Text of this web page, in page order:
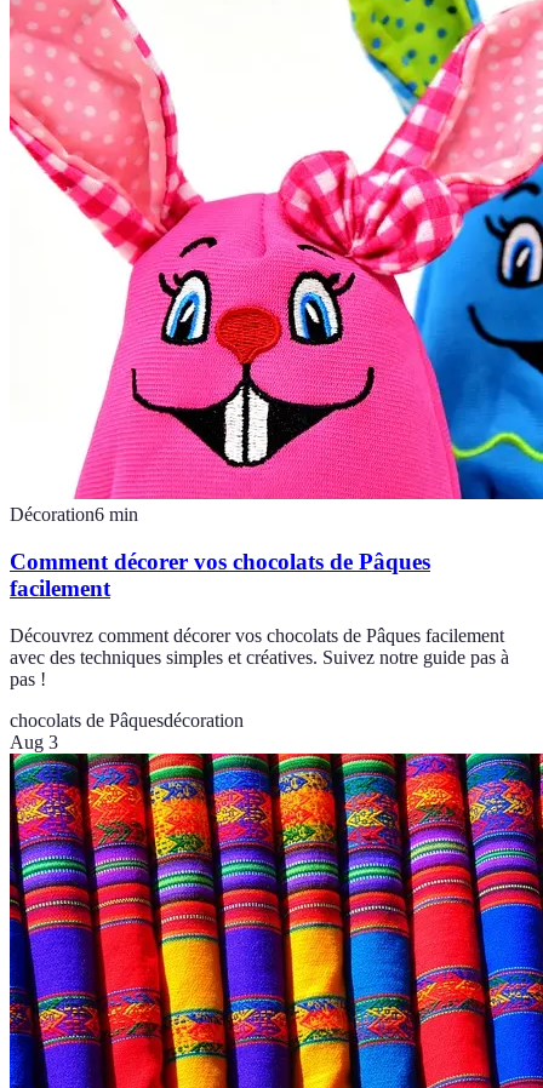
Décoration6 min
Comment décorer vos chocolats de Pâques
facilement
Découvrez comment décorer vos chocolats de Pâques facilement
avec des techniques simples et créatives. Suivez notre guide pas à
pas !
chocolats de Pâquesdécoration
Aug 3